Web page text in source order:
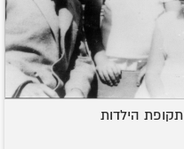
תקופת הילדות